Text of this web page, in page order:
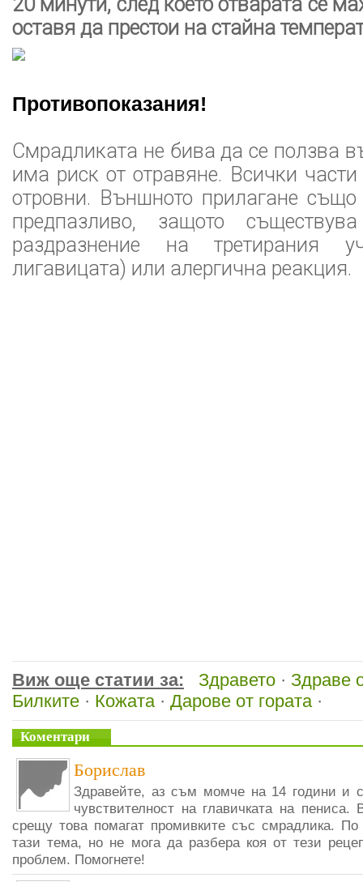
оставя да престои на стайна
Противопоказания!
Смрадликата не бива да се ползва
има риск от отравяне. Всички части
отровни. Външното прилагане
предпазливо, защото
раздразнение на третирания
лигавицата) или алергична реакция.
Виж още статии за: Здравето · Здраве
Билките · Кожата· Дарове от гората·
Коментари
Борислав
Здравейте, аз съм момче на 14 години и
чувствителност на главичката на
срещу това помагат промивките със смрадлика.
тази тема, но не мога да разбера коя от тези
проблем. Помогнете!